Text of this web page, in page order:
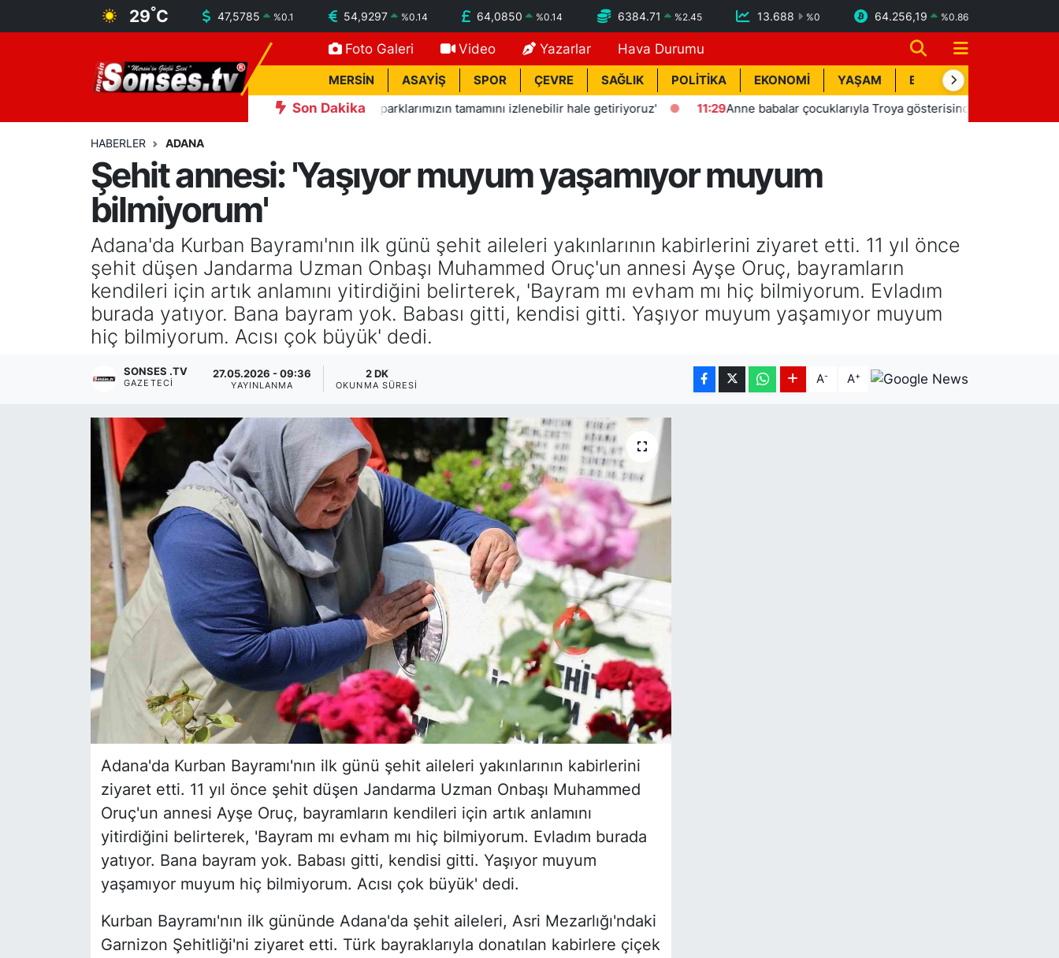
29°C 47,5785 %0.1 54,9297 %0.14 64,0850 %0.14 6384.71 %2.45 13.688 %0 64.256,19 %0.86
Foto Galeri Video Yazarlar Hava Durumu
MERSİN ASAYİŞ SPOR ÇEVRE SAĞLIK POLİTİKA EKONOMİ YAŞAM BİK İLAN
Son Dakika
Toptaş, 'Yapay zeka destekli güvenlik kameralarımızla parklarımızın tamamını izlenebilir hale getiriyoruz' 11:29 Anne babalar çocuklarıyla Troya gösterisinde sahne aldı
HABERLER ADANA
Şehit annesi: 'Yaşıyor muyum yaşamıyor muyum
bilmiyorum'
Adana'da Kurban Bayramı'nın ilk günü şehit aileleri yakınlarının kabirlerini ziyaret etti. 11 yıl önce
şehit düşen Jandarma Uzman Onbaşı Muhammed Oruç'un annesi Ayşe Oruç, bayramların
kendileri için artık anlamını yitirdiğini belirterek, 'Bayram mı evham mı hiç bilmiyorum. Evladım
burada yatıyor. Bana bayram yok. Babası gitti, kendisi gitti. Yaşıyor muyum yaşamıyor muyum
hiç bilmiyorum. Acısı çok büyük' dedi.
SONSES .TV
GAZETECI
27.05.2026 - 09:36
YAYINLANMA
2 DK
OKUNMA SÜRESI A- A+
Adana'da Kurban Bayramı'nın ilk günü şehit aileleri yakınlarının kabirlerini
ziyaret etti. 11 yıl önce şehit düşen Jandarma Uzman Onbaşı Muhammed
Oruç'un annesi Ayşe Oruç, bayramların kendileri için artık anlamını
yitirdiğini belirterek, 'Bayram mı evham mı hiç bilmiyorum. Evladım burada
yatıyor. Bana bayram yok. Babası gitti, kendisi gitti. Yaşıyor muyum
yaşamıyor muyum hiç bilmiyorum. Acısı çok büyük' dedi.
Kurban Bayramı'nın ilk gününde Adana'da şehit aileleri, Asri Mezarlığı'ndaki
Garnizon Şehitliği'ni ziyaret etti. Türk bayraklarıyla donatılan kabirlere çiçek
MERSİN
GÜNÜN MANŞETİ
DÜNYA
KÜLTÜR - SANAT
MAGAZİN
SAĞLIK
Siyaset
YEREL HABER
Haberde insan
Mersin Nöbetçi Eczaneler
Mersin Namaz Vakitleri
Mersin Trafik Yoğunluk Haritası
Süper Lig Puan Durumu ve Fikstür
Tüm Manşetler
Son Dakika Haberleri
Haber Arşivi